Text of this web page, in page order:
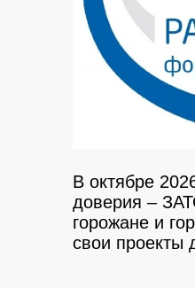
В октябре
доверия –
горожане и
свои проекты